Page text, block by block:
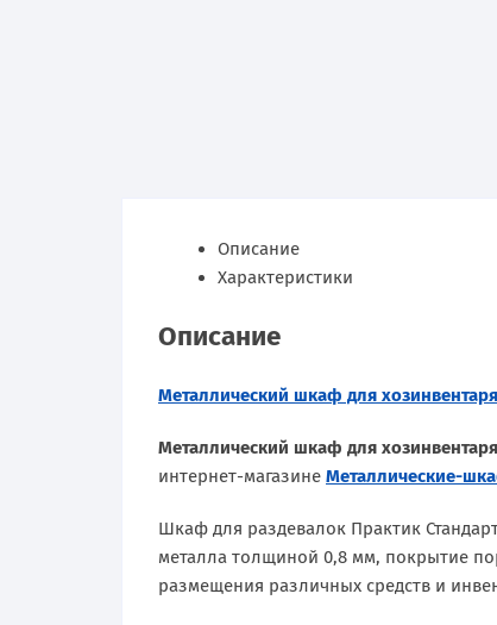
Описание
Характеристики
Описание
Металлический шкаф для
Металлический шкаф для
интернет-магазине Металлические-
Шкаф для раздевалок Практик
металла толщиной 0,8 мм, покрытие
размещения различных средств и